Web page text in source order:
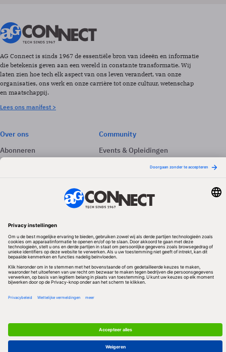
AG Connect is sinds 1967 de essentiële bron van ideeën en informatie
die betekenis geven aan een wereld in constante transformatie. Wij
laten zien hoe tech elk aspect van ons leven verandert, van onze
organisaties, ons werk en onze carrière tot onze cultuur, wetenschap
en maatschappij.
Lees ons manifest >
Over ons
Abonneren
Adverteren
Community
Events & Opleidingen
Volg ons
Redactionele partner
Algemene Voorwaarden & Copyrights